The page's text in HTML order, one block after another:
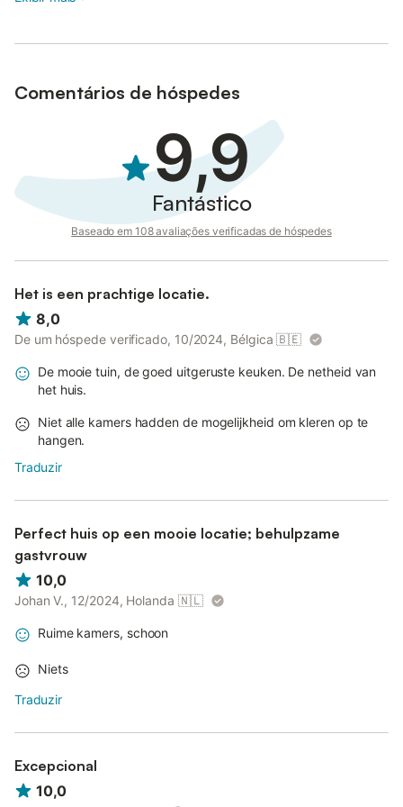
Querença. A propriedade tem mini-golfe, um jardim com uma
perene tradicional algarvia), está vedada, permite fazer
caminhadas e respirar o ar puro do campo.
Existem lugares de estacionamento disponíveis na propriedade.
Comentários de hóspedes
9,9
Fantástico
Baseado em 108 avaliações verificadas de hóspedes
Het is een prachtige locatie.
8,0
De um hóspede verificado, 10/2024, Bélgica 🇧🇪
De mooie tuin, de goed uitgeruste keuken. De netheid van
het huis.
Niet alle kamers hadden de mogelijkheid om kleren op te
hangen.
Traduzir
Perfect huis op een mooie locatie; behulpzame
gastvrouw
10,0
Johan V., 12/2024, Holanda 🇳🇱
Ruime kamers, schoon
Niets
Traduzir
Excepcional
10,0